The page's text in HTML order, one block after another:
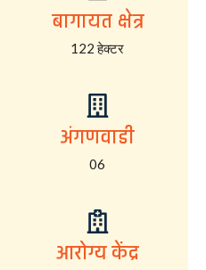
बागायत क्षेत्र
122 हेक्टर
अंगणवाडी
06
आरोग्य केंद्र